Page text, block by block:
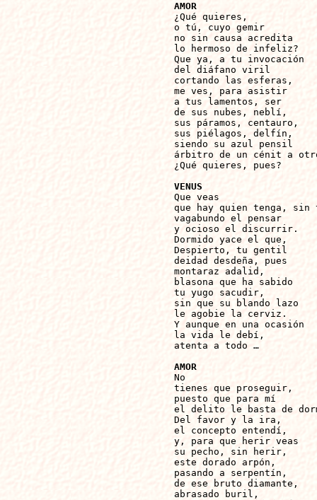
AMOR
¿Qué quieres,
o tú, cuyo gemir
no sin causa acredita
lo hermoso de infeliz?
Que ya, a tu invocación
del diáfano viril
cortando las esferas,
me ves, para asistir
a tus lamentos, ser
de sus nubes, neblí,
sus páramos, centauro,
sus piélagos, delfín,
siendo su azul pensil
árbitro de un cénit a
¿Qué quieres, pues?
VENUS
Que veas
que hay quien tenga,
vagabundo el pensar
y ocioso el discurrir.
Dormido yace el que,
Despierto, tu gentil
deidad desdeña, pues
montaraz adalid,
blasona que ha sabido
tu yugo sacudir,
sin que su blando lazo
le agobie la cerviz.
Y aunque en una ocasión
la vida le debí,
atenta a todo …
AMOR
No
tienes que proseguir,
puesto que para mí
el delito le basta de
Del favor y la ira,
el concepto entendí,
y, para que herir veas
su pecho, sin herir,
este dorado arpón,
pasando a serpentín,
de ese bruto diamante,
abrasado buril,